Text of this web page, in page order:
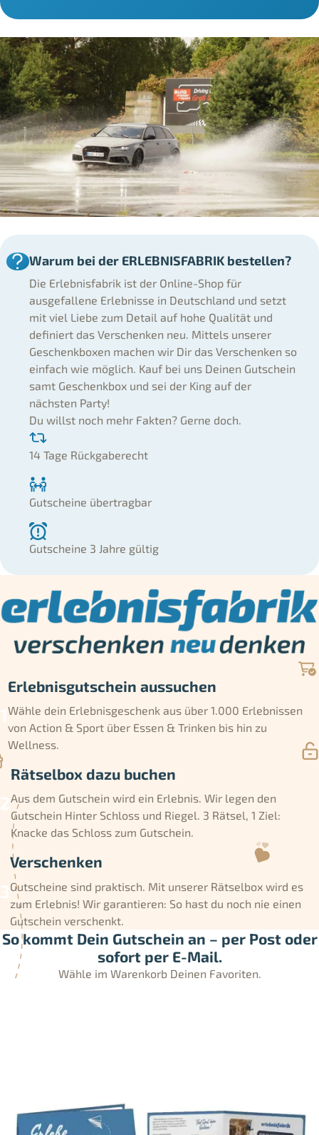
Warum bei der ERLEBNISFABRIK bestellen?
Die Erlebnisfabrik ist der Online-Shop für
ausgefallene Erlebnisse in Deutschland und setzt
mit viel Liebe zum Detail auf hohe Qualität und
definiert das Verschenken neu. Mittels unserer
Geschenkboxen machen wir Dir das Verschenken so
einfach wie möglich. Kauf bei uns Deinen Gutschein
samt Geschenkbox und sei der King auf der
nächsten Party!
Du willst noch mehr Fakten? Gerne doch.
14 Tage Rückgaberecht
Gutscheine übertragbar
Gutscheine 3 Jahre gültig
Erlebnisgutschein aussuchen
Wähle dein Erlebnisgeschenk aus über 1.000 Erlebnissen
von Action & Sport über Essen & Trinken bis hin zu
Wellness.
Rätselbox dazu buchen
Aus dem Gutschein wird ein Erlebnis. Wir legen den
Gutschein Hinter Schloss und Riegel. 3 Rätsel, 1 Ziel:
Knacke das Schloss zum Gutschein.
Verschenken
Gutscheine sind praktisch. Mit unserer Rätselbox wird es
zum Erlebnis! Wir garantieren: So hast du noch nie einen
Gutschein verschenkt.
So kommt Dein Gutschein an – per Post oder
sofort per E-Mail.
Wähle im Warenkorb Deinen Favoriten.